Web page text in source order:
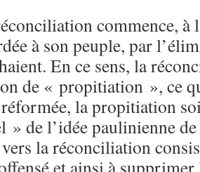
commence, à
à son peuple, par
En ce sens, la
de « propitiation », ce
la propitiation
» de l’idée paulinienne
la réconciliation
et ainsi à